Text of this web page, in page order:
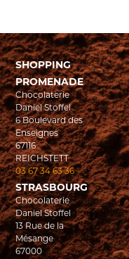
SHOPPING
PROMENADE
Chocolaterie
Daniel Stoffel
6 Boulevard des
Enseignes
67116
REICHSTETT
03 67 34 63 36
STRASBOURG
Chocolaterie
Daniel Stoffel
13 Rue de la
Mésange
67000